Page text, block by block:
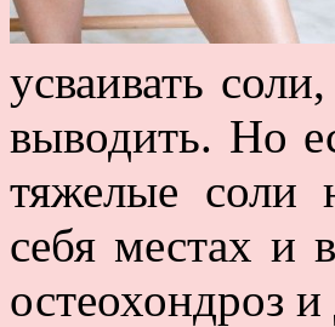
усваивать
выводить. Но
тяжелые соли
себя местах и
остеохондроз и